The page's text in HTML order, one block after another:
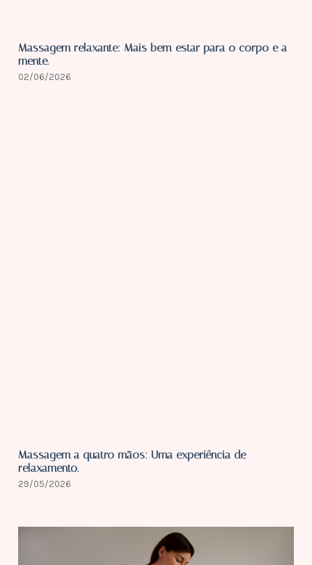
Massagem relaxante: Mais bem-estar para o corpo e a
mente.
02/06/2026
Massagem a quatro mãos: Uma experiência de
relaxamento.
29/05/2026